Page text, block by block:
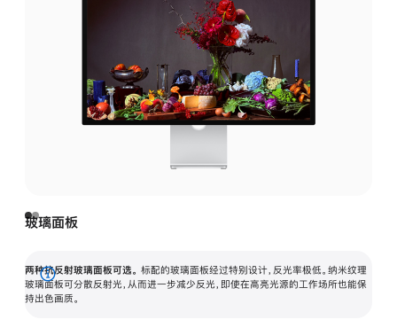
玻璃面板
两种抗反射玻璃面板可选。 标配的玻璃面板经过特别设计，反光率极低。纳米纹理
玻璃面板可分散反射光，从而进一步减少反光，即使在高亮光源的工作场所也能保
持出色画质。
展
开